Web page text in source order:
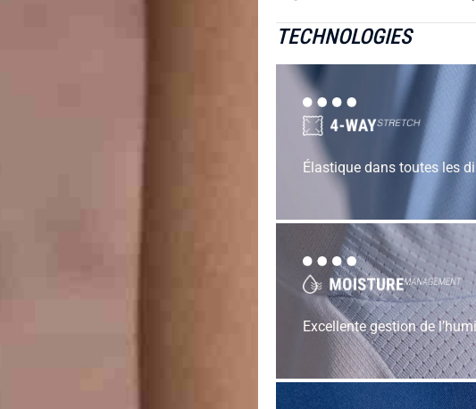
TECHNOLOGIES
Élastique dans toutes les
Excellente gestion de